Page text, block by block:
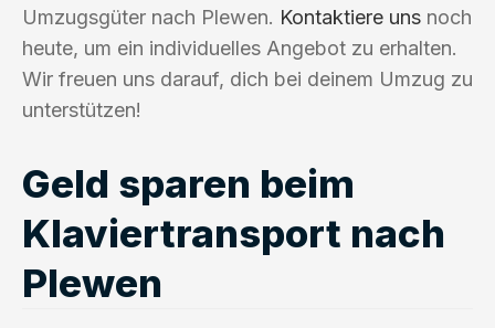
Umzugsgüter nach Plewen. Kontaktiere uns noch
heute, um ein individuelles Angebot zu erhalten.
Wir freuen uns darauf, dich bei deinem Umzug zu
unterstützen!
Geld sparen beim
Klaviertransport nach
Plewen